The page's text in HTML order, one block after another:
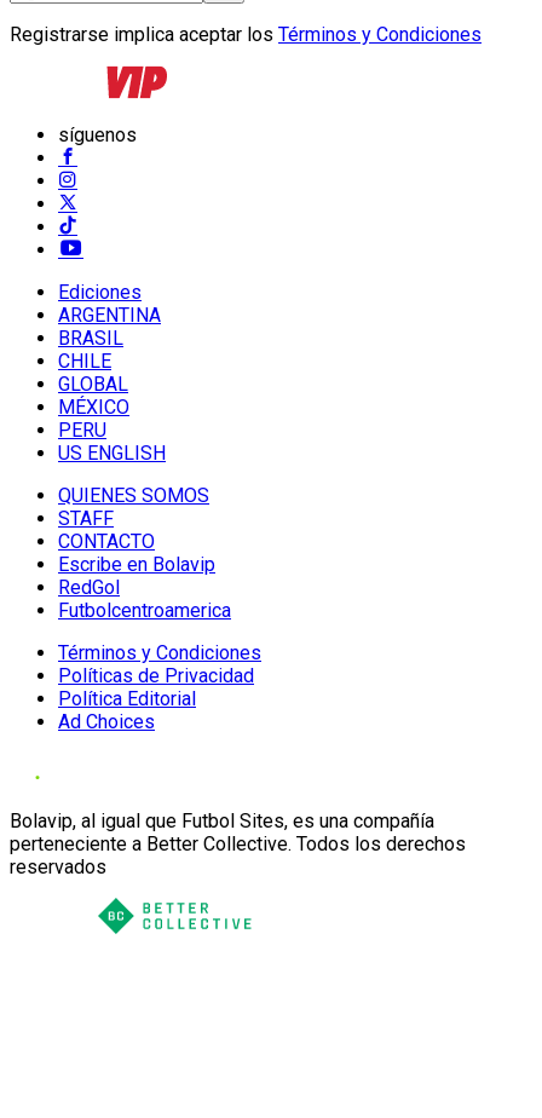
Registrarse implica aceptar los Términos y Condiciones
síguenos
Ediciones
ARGENTINA
BRASIL
CHILE
GLOBAL
MÉXICO
PERU
US ENGLISH
QUIENES SOMOS
STAFF
CONTACTO
Escribe en Bolavip
RedGol
Futbolcentroamerica
Términos y Condiciones
Políticas de Privacidad
Política Editorial
Ad Choices
Bolavip, al igual que Futbol Sites, es una compañía
perteneciente a Better Collective. Todos los derechos
reservados